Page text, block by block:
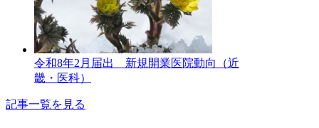
令和8年2月届出 新規開業医院動向（近
畿・医科）
記事一覧を見る